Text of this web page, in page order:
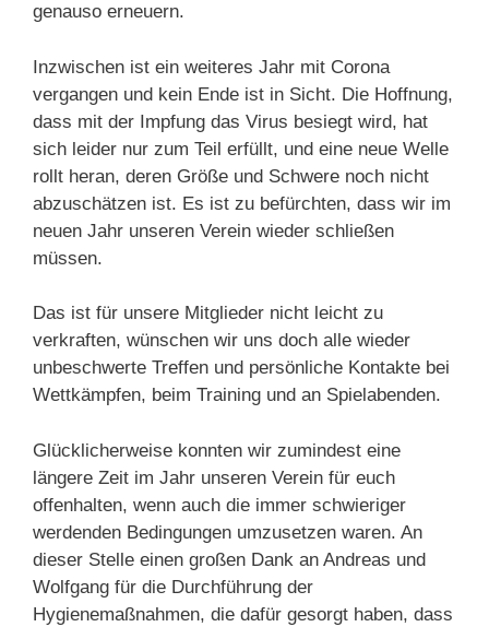
genauso erneuern.
Inzwischen ist ein weiteres Jahr mit Corona
vergangen und kein Ende ist in Sicht. Die Hoffnung,
dass mit der Impfung das Virus besiegt wird, hat
sich leider nur zum Teil erfüllt, und eine neue Welle
rollt heran, deren Größe und Schwere noch nicht
abzuschätzen ist. Es ist zu befürchten, dass wir im
neuen Jahr unseren Verein wieder schließen
müssen.
Das ist für unsere Mitglieder nicht leicht zu
verkraften, wünschen wir uns doch alle wieder
unbeschwerte Treffen und persönliche Kontakte bei
Wettkämpfen, beim Training und an Spielabenden.
Glücklicherweise konnten wir zumindest eine
längere Zeit im Jahr unseren Verein für euch
offenhalten, wenn auch die immer schwieriger
werdenden Bedingungen umzusetzen waren. An
dieser Stelle einen großen Dank an Andreas und
Wolfgang für die Durchführung der
Hygienemaßnahmen, die dafür gesorgt haben, dass